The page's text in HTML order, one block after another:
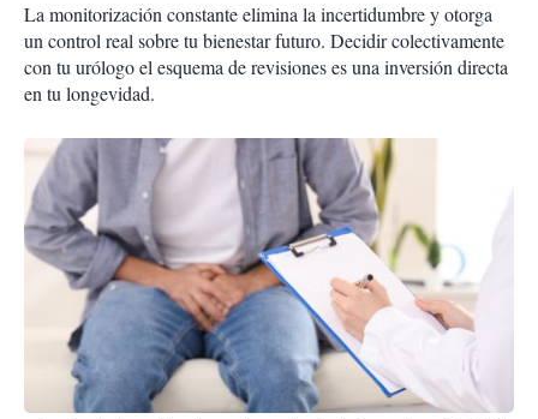
La monitorización constante elimina la incertidumbre y otorga
un control real sobre tu bienestar futuro. Decidir colectivamente
con tu urólogo el esquema de revisiones es una inversión directa
en tu longevidad.